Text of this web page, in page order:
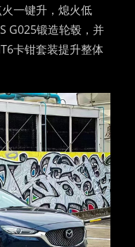
一键升，熄火低
G025锻造轮毂，并
卡钳套装提升整体